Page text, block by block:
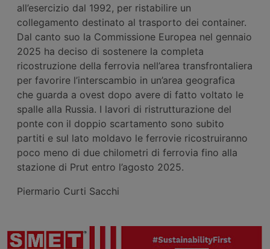
all’esercizio dal 1992, per ristabilire un
collegamento destinato al trasporto dei container.
Dal canto suo la Commissione Europea nel gennaio
2025 ha deciso di sostenere la completa
ricostruzione della ferrovia nell’area transfrontaliera
per favorire l’interscambio in un’area geografica
che guarda a ovest dopo avere di fatto voltato le
spalle alla Russia. I lavori di ristrutturazione del
ponte con il doppio scartamento sono subito
partiti e sul lato moldavo le ferrovie ricostruiranno
poco meno di due chilometri di ferrovia fino alla
stazione di Prut entro l’agosto 2025.
Piermario Curti Sacchi